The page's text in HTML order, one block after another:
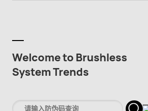
Welcome to Brushless
System Trends